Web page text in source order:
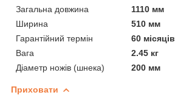
Загальна довжина
1110 мм
Ширина
510 мм
Гарантійний термін
60 місяців
Вага
2.45 кг
Діаметр ножів (шнека)
200 мм
Приховати